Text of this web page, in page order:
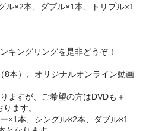
ル×2本、ダブル×1本、トリプル×1
キングリングを是非どうぞ！
8本）、オリジナルオンライン動画
ますが、ご希望の方はDVDも＋
ます。
×1本、シングル×2本、ダブル×1